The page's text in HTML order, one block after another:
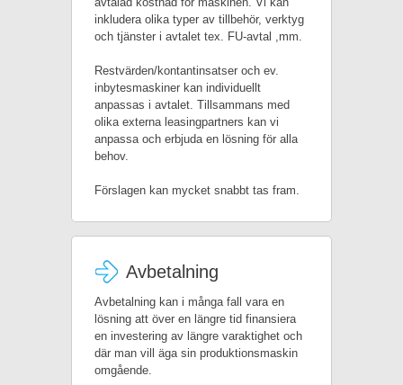
inkludera olika typer av tillbehör, verktyg
och tjänster i avtalet tex. FU-avtal ,mm.
Restvärden/kontantinsatser och ev.
inbytesmaskiner kan individuellt
anpassas i avtalet. Tillsammans med
olika externa leasingpartners kan vi
anpassa och erbjuda en lösning för alla
behov.
Förslagen kan mycket snabbt tas fram.
Avbetalning
Avbetalning kan i många fall vara en
lösning att över en längre tid finansiera
en investering av längre varaktighet och
där man vill äga sin produktionsmaskin
omgående.